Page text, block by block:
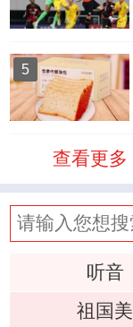
5
查看更多
听音
祖国美